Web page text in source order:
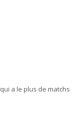
a le plus de matchs